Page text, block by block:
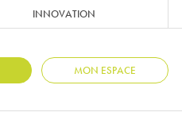
INNOVATION
MON ESPACE